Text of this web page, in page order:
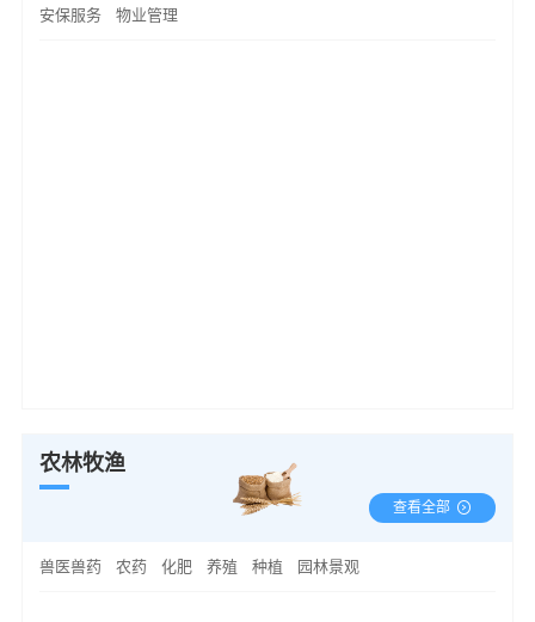
安保服务 物业管理
农林牧渔
查看全部
兽医兽药 农药 化肥 养殖 种植 园林景观